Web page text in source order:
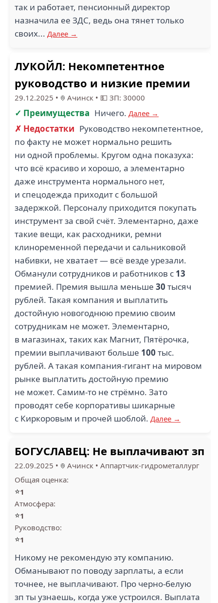
так и работает, пенсионный директор
назначила ее ЗДС, ведь она тянет только
своих... Далее →
ЛУКОЙЛ: Некомпетентное
руководство и низкие премии
29.12.2025 • Ачинск • 💵 ЗП: 30000
✓ Преимущества Ничего. Далее →
✗ Недостатки Руководство некомпетентное,
по факту не может нормально решить
ни одной проблемы. Кругом одна показуха:
что всё красиво и хорошо, а элементарно
даже инструмента нормального нет,
и спецодежда приходит с большой
задержкой. Персоналу приходится покупать
инструмент за свой счёт. Элементарно, даже
такие вещи, как расходники, ремни
клиноременной передачи и сальниковой
набивки, не хватает — всё везде урезали.
Обманули сотрудников и работников с 13
премией. Премия вышла меньше 30 тысяч
рублей. Такая компания и выплатить
достойную новогоднюю премию своим
сотрудникам не может. Элементарно,
в магазинах, таких как Магнит, Пятёрочка,
премии выплачивают больше 100 тыс.
рублей. А такая компания-гигант на мировом
рынке выплатить достойную премию
не может. Самим-то не стрёмно. Зато
проводят себе корпоративы шикарные
с Киркоровым и прочей шоблой. Далее →
БОГУСЛАВЕЦ: Не выплачивают зп
22.09.2025 • Ачинск • Аппартчик-гидрометаллург
Общая оценка:
⭐1
Атмосфера:
⭐1
Руководство:
⭐1
Никому не рекомендую эту компанию.
Обманывают по поводу зарплаты, а если
точнее, не выплачивают. Про черно-белую
зп ты узнаешь, когда уже устроился. Выплата